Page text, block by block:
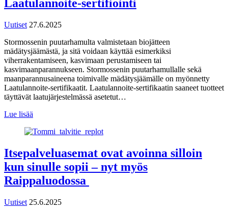
Laatulannoite-sertifiointi
Uutiset 27.6.2025
Stormossenin puutarhamulta valmistetaan biojätteen
mädätysjäämästä, ja sitä voidaan käyttää esimerkiksi
viherrakentamiseen, kasvimaan perustamiseen tai
kasvimaanparannukseen. Stormossenin puutarhamullalle sekä
maanparannusaineena toimivalle mädätysjäämälle on myönnetty
Laatulannoite-sertifikaatit. Laatulannoite-sertifikaatin saaneet tuotteet
täyttävät laatujärjestelmässä asetetut…
Lue lisää
Itsepalveluasemat ovat avoinna silloin
kun sinulle sopii – nyt myös
Raippaluodossa
Uutiset 25.6.2025